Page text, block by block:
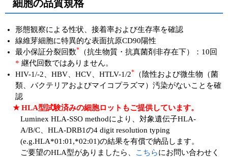
細胞の品質規格
形態観察による性状、接着率および生存率を確認
線維芽細胞に特異的な表面抗原CD90陽性
最小保証分裂回数*
（抗生物質・抗真菌剤非存在下）：10回
* 継代回数ではありません。
HIV-1/-2、HBV、HCV、HTLV-1/2*
（陰性および微生物（菌
類、バクテリアおよびマイコプラズマ）汚染がないことを確
認
★ HLA型試験済みの細胞ロットもご提供しています。
Luminex HLA-SSO methodにより、対象遺伝子HLA-
A/B/C、HLA-DRB1の4 digit resolution typing
(e.g.HLA*01:01,*02:01)の結果を有償で納品します。
ご要望のHLA型がありましたら、
こちらにお問い合わせく